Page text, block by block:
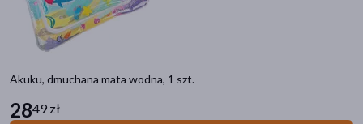
Akuku, dmuchana mata wodna, 1 szt.
2849 zł